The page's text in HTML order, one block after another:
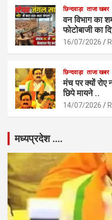
छिन्दवाड़ा ताजा खबर
वन विभाग का
फोटोबाजी का
16/07/2026
छिन्दवाड़ा ताजा खबर
मंच पर क्यों
छिपे मायने ..
14/07/2026
मध्यप्रदेश ….